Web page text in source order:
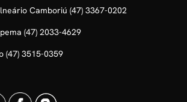
Camboriú (47) 3367-0202
(47) 2033-4629
(47) 3515-0359